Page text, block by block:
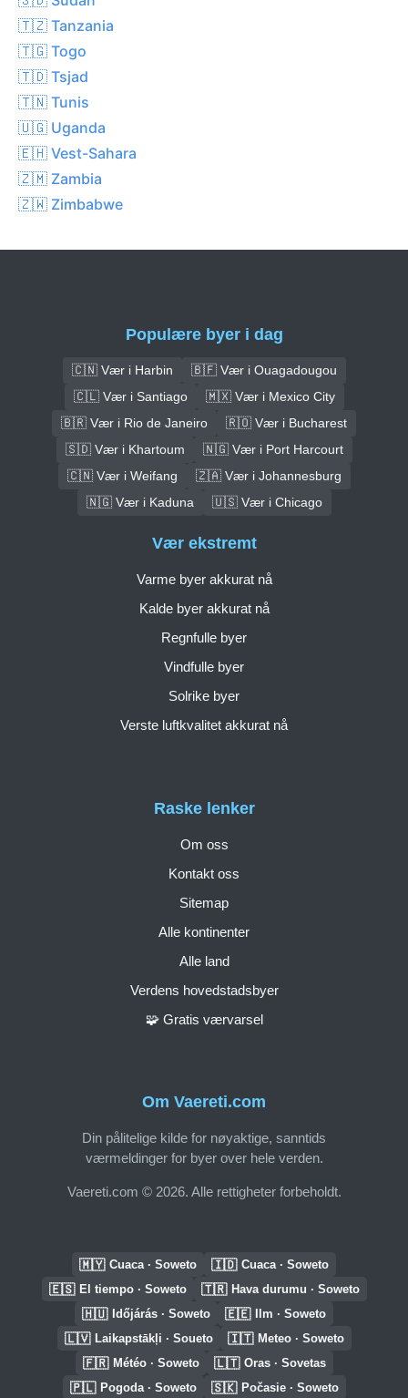
🇹🇿 Tanzania
🇹🇬 Togo
🇹🇩 Tsjad
🇹🇳 Tunis
🇺🇬 Uganda
🇪🇭 Vest-Sahara
🇿🇲 Zambia
🇿🇼 Zimbabwe
Populære byer i dag
🇨🇳 Vær i Harbin
🇧🇫 Vær i Ouagadougou
🇨🇱 Vær i Santiago
🇲🇽 Vær i Mexico City
🇧🇷 Vær i Rio de Janeiro
🇷🇴 Vær i Bucharest
🇸🇩 Vær i Khartoum
🇳🇬 Vær i Port Harcourt
🇨🇳 Vær i Weifang
🇿🇦 Vær i Johannesburg
🇳🇬 Vær i Kaduna
🇺🇸 Vær i Chicago
Om Vaereti.com
Din pålitelige kilde for nøyaktige, sanntids
værmeldinger for byer over hele verden.
Vaereti.com © 2026. Alle rettigheter forbeholdt.
Raske lenker
Om oss
Kontakt oss
Sitemap
Alle kontinenter
Alle land
Verdens hovedstadsbyer
🧩 Gratis værvarsel
Vær ekstremt
Varme byer akkurat nå
Kalde byer akkurat nå
Regnfulle byer
Vindfulle byer
Solrike byer
Verste luftkvalitet akkurat nå
🇲🇾 Cuaca · Soweto 🇮🇩 Cuaca · Soweto
🇪🇸 El tiempo · Soweto 🇹🇷 Hava durumu · Soweto
🇭🇺 Időjárás · Soweto 🇪🇪 Ilm · Soweto
🇱🇻 Laikapstākļi · Soueto 🇮🇹 Meteo · Soweto
🇫🇷 Météo · Soweto 🇱🇹 Oras · Sovetas
🇵🇱 Pogoda · Soweto 🇸🇰 Počasie · Soweto